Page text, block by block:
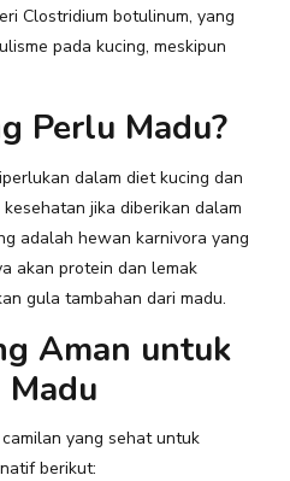
Clostridium botulinum, yang
pada kucing, meskipun
Perlu Madu?
dalam diet kucing dan
jika diberikan dalam
adalah hewan karnivora yang
akan protein dan lemak
gula tambahan dari madu.
Aman untuk
yang sehat untuk
berikut: